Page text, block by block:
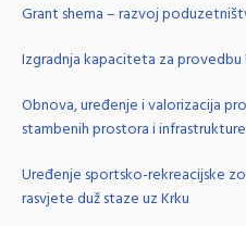
Grant shema – razvoj
Izgradnja kapaciteta za provedbu
Obnova, uređenje i valorizacija
stambenih prostora i
Uređenje sportsko-rekreacijske
rasvjete duž staze uz Krku